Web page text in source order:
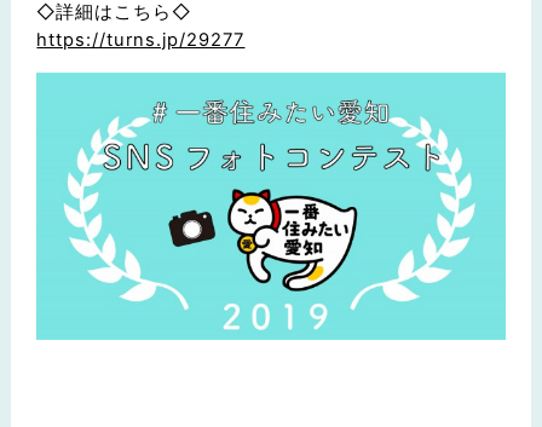
◇詳細はこちら◇
https://turns.jp/29277